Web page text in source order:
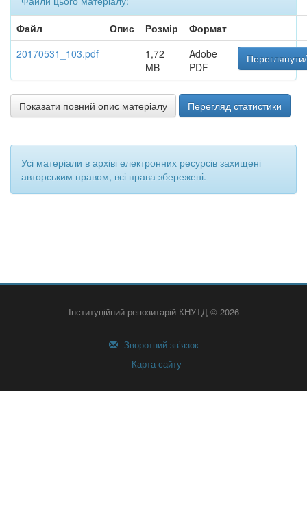
Файл
Опис Розмір
Формат
20170531_103.pdf
1,72
MB
Adobe
PDF
Показати повний опис матеріалу Перегляд статистики
Усі матеріали в архіві електронних ресурсів захищені
авторським правом, всі права збережені.
Інституційний репозитарій КНУТД © 2026
Зворотний зв’язок
Карта сайту